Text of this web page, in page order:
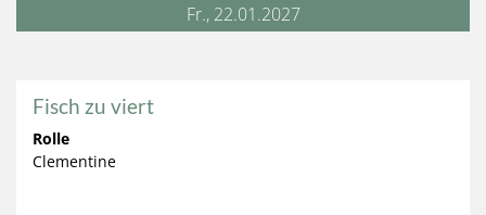
Fr., 22.01.2027
Fisch zu viert
Rolle
Clementine